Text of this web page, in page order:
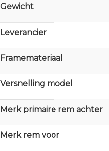
Gewicht
Leverancier
Framemateriaal
Versnelling model
Merk primaire rem achter
Merk rem voor